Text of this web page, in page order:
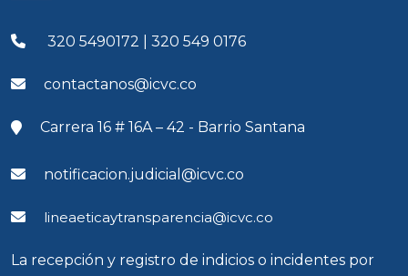
320 5490172 | 320 549 0176
contactanos@icvc.co
Carrera 16 # 16A – 42 - Barrio Santana
notificacion.judicial@icvc.co
lineaeticaytransparencia@icvc.co
La recepción y registro de indicios o incidentes por